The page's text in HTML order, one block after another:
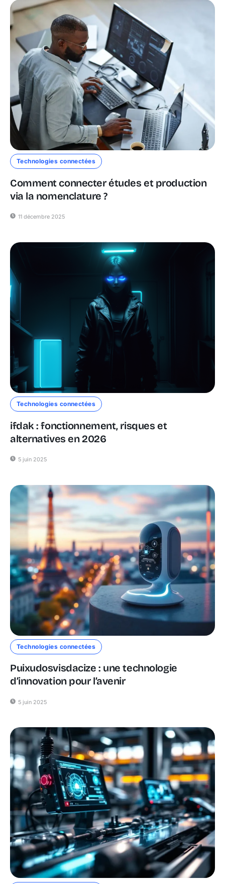
Technologies connectées
Comment connecter études et production
via la nomenclature ?
11 décembre 2025
Technologies connectées
ifdak : fonctionnement, risques et
alternatives en 2026
5 juin 2025
Technologies connectées
Puixudosvisdacize : une technologie
d’innovation pour l’avenir
5 juin 2025